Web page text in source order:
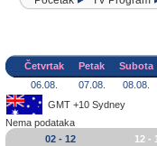
Četvrtak Petak
Subota
06.08.
07.08.
08.08.
GMT +10 Sydney
Nema podataka
02 - 12
12 -